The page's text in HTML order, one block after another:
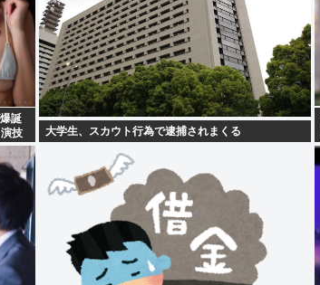
誕
技
画
大学生、スカウト行為で逮捕されまくる